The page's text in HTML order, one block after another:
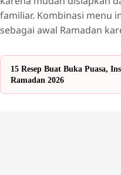
familiar. Kombinasi menu
sebagai awal Ramadan
15 Resep Buat Buka Puasa,
Ramadan 2026